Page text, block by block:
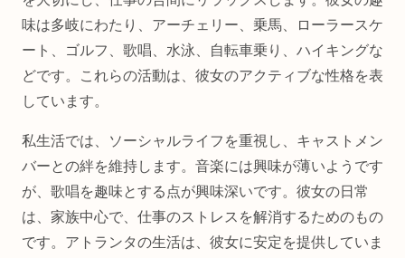
味は多岐にわたり、アーチェリー、乗馬、ローラースケ
ート、ゴルフ、歌唱、水泳、自転車乗り、ハイキングな
どです。これらの活動は、彼女のアクティブな性格を表
しています。
私生活では、ソーシャルライフを重視し、キャストメン
バーとの絆を維持します。音楽には興味が薄いようです
が、歌唱を趣味とする点が興味深いです。彼女の日常
は、家族中心で、仕事のストレスを解消するためのもの
です。アトランタの生活は、彼女に安定を提供していま